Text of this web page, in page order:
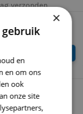
verzonden
×
gebruik
en
en om ons
ook
onze site